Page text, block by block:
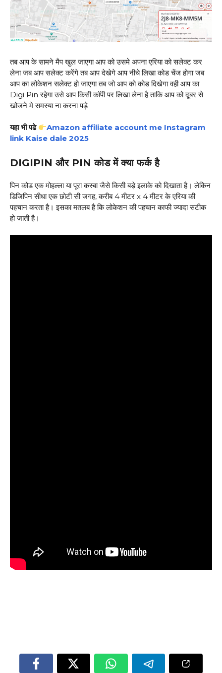
तब आप के सामने मैप खुल जाएगा आप को उसमे अपना एरिया को सलेक्ट कर
लेना जब आप सलेक्ट करेंगे तब आप देखेगे आप नीचे लिखा कोड चेंज होगा जब
आप का लोकेशन सलेक्ट हो जाएगा तब जो आप को कोड दिखेगा वही आप का
Digi Pin रहेगा उसे आप किसी कॉपी पर लिखा लेना है ताकि आप को दूबर से
खोजने मे समस्या ना करना पड़े
यहा भी पढे
Amazon affiliate account me Instagram
link Kaise dale 2025
DIGIPIN और PIN कोड में क्या फर्क है
पिन कोड एक मोहल्ला या पूरा कस्बा जैसे किसी बड़े इलाके को दिखाता है। लेकिन
डिजिपिन सीधा एक छोटी सी जगह, करीब 4 मीटर x 4 मीटर के एरिया की
पहचान करता है। इसका मतलब है कि लोकेशन की पहचान काफी ज्यादा सटीक
हो जाती है।